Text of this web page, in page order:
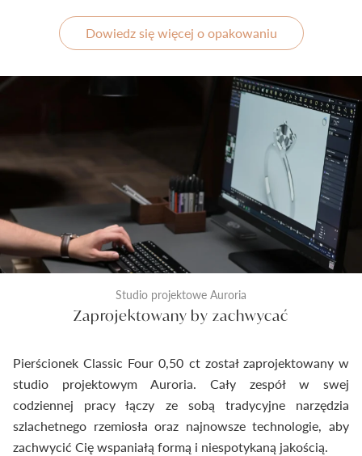
Dowiedz się więcej o opakowaniu
Studio projektowe Auroria
Zaprojektowany by zachwycać
Pierścionek Classic Four 0,50 ct został zaprojektowany w
studio projektowym Auroria. Cały zespół w swej
codziennej pracy łączy ze sobą tradycyjne narzędzia
szlachetnego rzemiosła oraz najnowsze technologie, aby
zachwycić Cię wspaniałą formą i niespotykaną jakością.